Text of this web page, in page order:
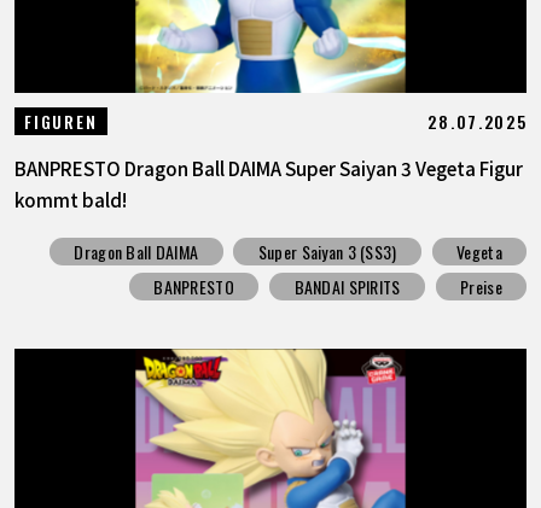
FIGUREN 28.07.2025
BANPRESTO Dragon Ball DAIMA Super Saiyan 3 Vegeta Figur
kommt bald!
Dragon Ball DAIMA Super Saiyan 3 (SS3)
Vegeta
BANPRESTO
BANDAI SPIRITS Preise